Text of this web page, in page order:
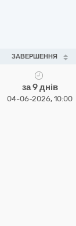
ЗАВЕРШЕННЯ
за 9 днів
04-06-2026, 10:00